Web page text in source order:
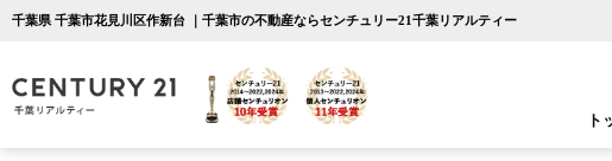
千葉県 千葉市花見川区作新台 ｜千葉市の不動産ならセンチュリー21千葉リアルティー
ト